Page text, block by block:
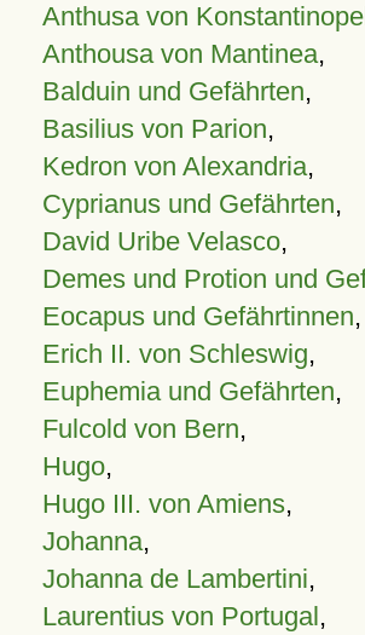
Anthusa von
Anthousa von Mantinea,
Balduin und Gefährten,
Basilius von Parion,
Kedron von Alexandria,
Cyprianus und Gefährten,
David Uribe Velasco,
Demes und Protion und
Eocapus und Gefährtinnen,
Erich II. von Schleswig,
Euphemia und Gefährten,
Fulcold von Bern,
Hugo,
Hugo III. von Amiens,
Johanna,
Johanna de Lambertini,
Laurentius von Portugal,